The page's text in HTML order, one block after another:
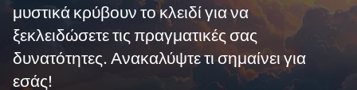
μυστικά κρύβουν το κλειδί για να
ξεκλειδώσετε τις πραγματικές σας
δυνατότητες. Ανακαλύψτε τι σημαίνει για
εσάς!